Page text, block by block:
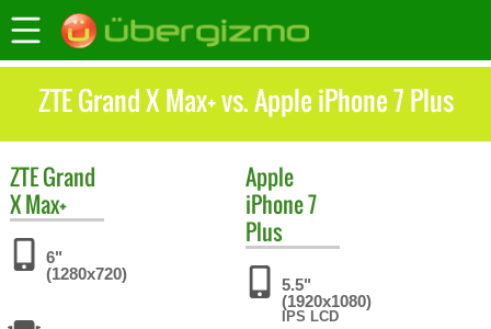
ZTE Grand X Max+ vs. Apple iPhone 7 Plus
ZTEGrand
X Max+
6"
(1280x720)
Apple
iPhone 7
Plus
5.5"
(1920x1080)
IPS LCD